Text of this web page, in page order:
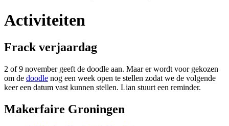
Activiteiten
Frack verjaardag
2 of 9 november geeft de doodle aan. Maar er wordt voor gekozen
om de doodle nog een week open te stellen zodat we de volgende
keer een datum vast kunnen stellen. Lian stuurt een reminder.
Makerfaire Groningen